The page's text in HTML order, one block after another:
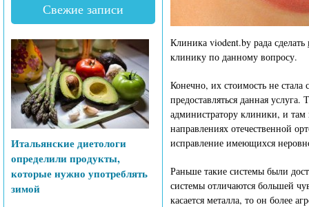
Свежие записи
Итальянские диетологи
определили продукты,
которые нужно употреблять
зимой
Клиника viodent.by рада сделать
клинику по данному вопросу.
Конечно, их стоимость не стала
предоставляться данная
администратору клиники, и там
направлениях отечественной
исправление имеющихся
Раньше такие системы были
системы отличаются большей
касается металла, то он более